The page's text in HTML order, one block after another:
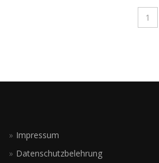
1
Impressum
Datenschutzbelehrung